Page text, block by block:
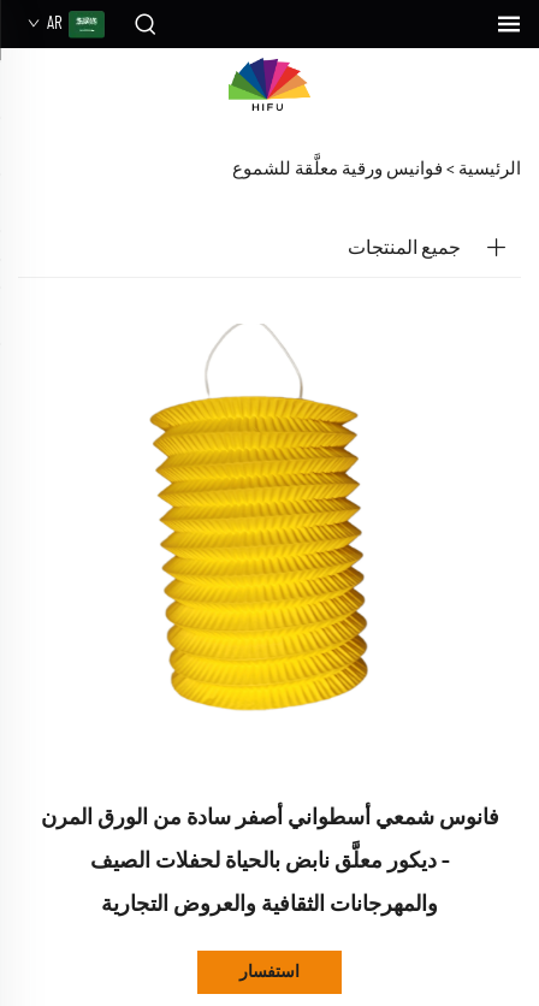
AR
الرئيسية > فوانيس ورقية معلَّقة للشموع
جميع المنتجات
فانوس شمعي أسطواني أصفر سادة من الورق المرن
– ديكور معلَّق نابض بالحياة لحفلات الصيف
والمهرجانات الثقافية والعروض التجارية
استفسار